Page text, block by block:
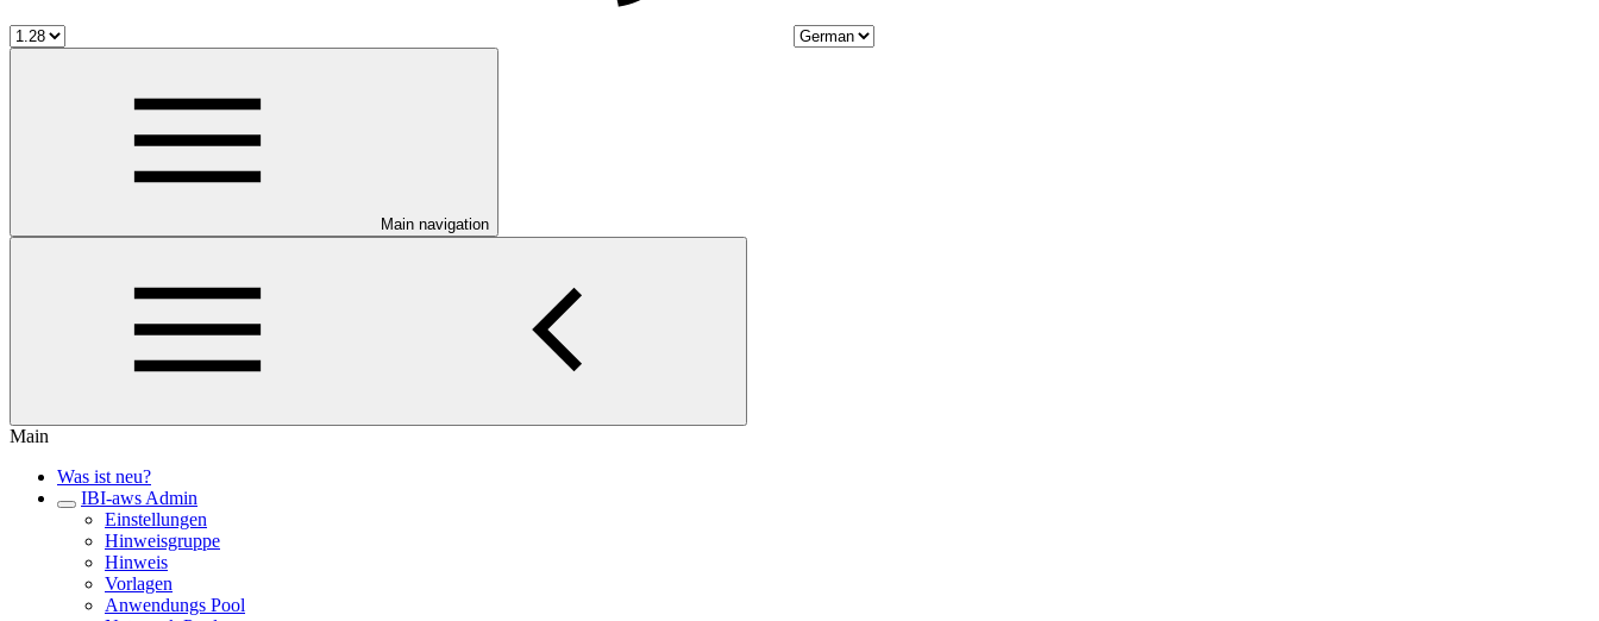
Main navigation
Main
Was ist neu?
IBI-aws Admin
Einstellungen
Hinweisgruppe
Hinweis
Vorlagen
Anwendungs Pool